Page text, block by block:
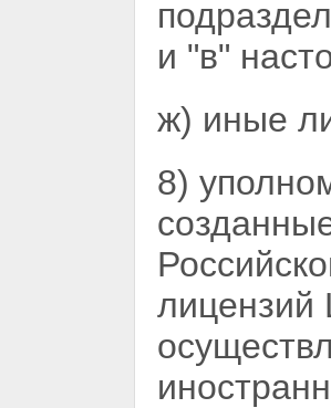
и "в"
ж) иные
8)
лицензий